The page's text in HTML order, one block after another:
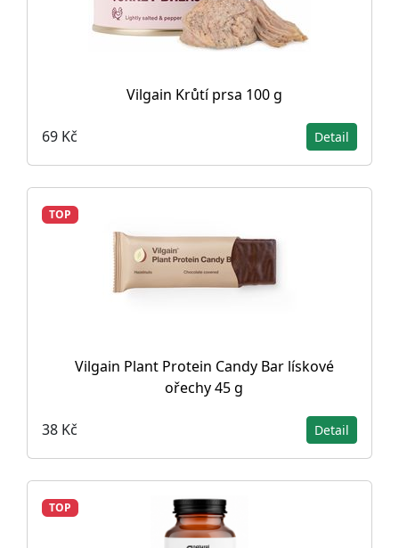
Vilgain Krůtí prsa 100 g
69 Kč Detail
TOP
Vilgain Plant Protein Candy Bar lískové
ořechy 45 g
38 Kč Detail
TOP